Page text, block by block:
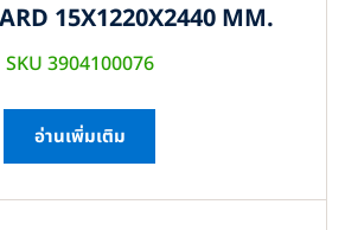
15X1220X2440 MM.
SKU 3904100076
อ่านเพิ่มเติม